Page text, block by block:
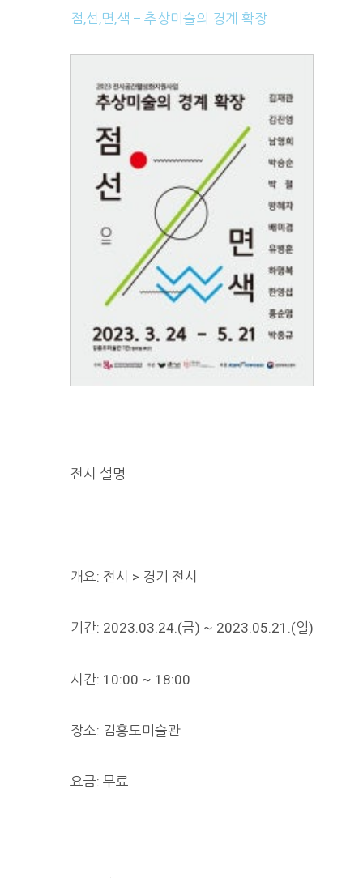
점,선,면,색 – 추상미술의 경계 확장
전시 설명
개요: 전시 > 경기 전시
기간: 2023.03.24.(금) ~ 2023.05.21.(일)
시간: 10:00 ~ 18:00
장소: 김홍도미술관
요금: 무료